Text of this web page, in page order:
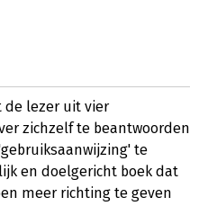
de lezer uit vier
zichzelf te beantwoorden
te
en doelgericht boek dat
meer richting te geven